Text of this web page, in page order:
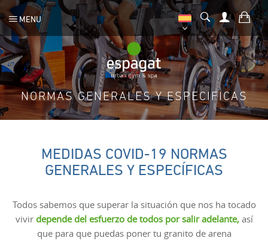
MENU
NORMAS GENERALES Y ESPECIFICAS
MEDIDAS COVID-19 NORMAS
GENERALES Y ESPECÍFICAS
Todos sabemos que superar la situación que nos ha tocado
vivir depende del esfuerzo de todos por salir adelante, así
que para que puedas poner tu granito de arena